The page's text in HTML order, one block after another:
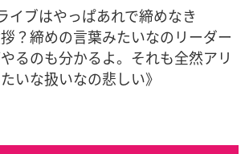
イブはやっぱあれで締めなき
締めの言葉みたいなのリーダー
るのも分かるよ。それも全然アリ
いな扱いなの悲しい》